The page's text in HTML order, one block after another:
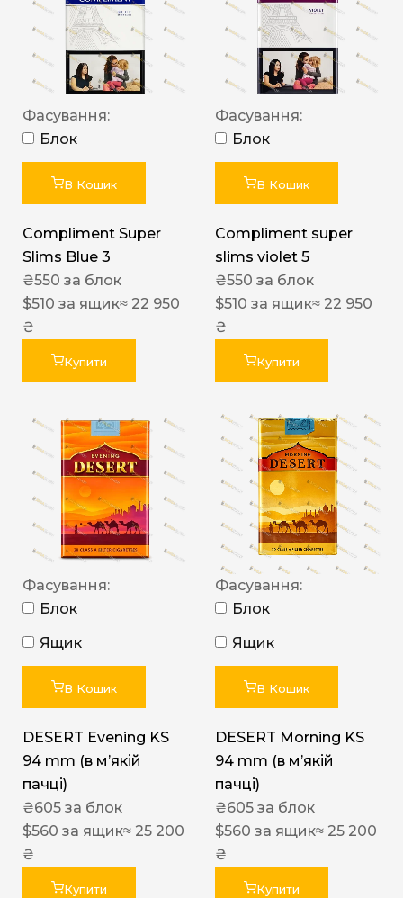
Фасування:
Блок
В Кошик
Compliment Super
Slims Blue 3
₴550 за блок
$510 за ящик≈ 22 950
₴
Купити
Фасування:
Блок
В Кошик
Compliment super
slims violet 5
₴550 за блок
$510 за ящик≈ 22 950
₴
Купити
Фасування:
Блок
Ящик
В Кошик
DESERT Evening KS
94 mm (в мʼякій
пачці)
₴605 за блок
$560 за ящик≈ 25 200
₴
Купити
Фасування:
Блок
Ящик
В Кошик
DESERT Morning KS
94 mm (в мʼякій
пачці)
₴605 за блок
$560 за ящик≈ 25 200
₴
Купити